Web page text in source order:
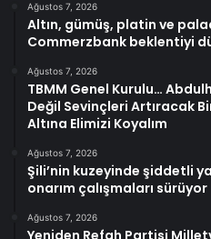
Ağustos 7, 2026
Altın, gümüş, platin ve
Commerzbank beklentiyi
Ağustos 7, 2026
TBMM Genel Kurulu…
Değil Sevinçleri Artıracak
Altına Elimizi Koyalım
Ağustos 7, 2026
Şili’nin kuzeyinde şiddetli
onarım çalışmaları sürüyor
Ağustos 7, 2026